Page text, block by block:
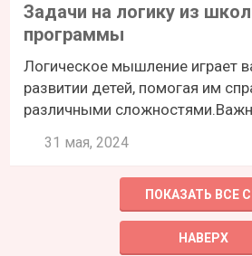
Задачи на логику из
программы
Логическое мышление играет
развитии детей, помогая им
различными
31 мая, 2024
ПОКАЗАТЬ ВСЕ
НАВЕРХ